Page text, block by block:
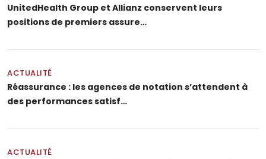
UnitedHealth Group et Allianz conservent leurs
positions de premiers assure…
ACTUALITÉ
Réassurance : les agences de notation s’attendent à
des performances satisf…
ACTUALITÉ